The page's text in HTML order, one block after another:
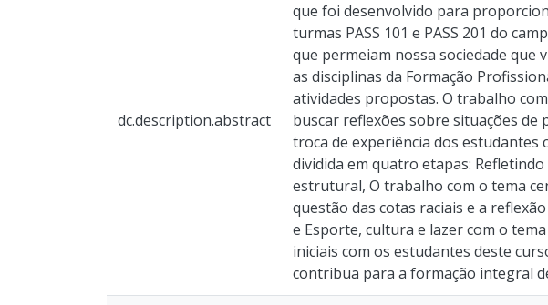
dc.description.abstract
que foi desenvolvido para
turmas PASS 101 e PASS 201 do
que permeiam nossa sociedade
as disciplinas da Formação
atividades propostas. O trabalho
buscar reflexões sobre situações de
troca de experiência dos estudantes
dividida em quatro etapas:
estrutural, O trabalho com o tema
questão das cotas raciais e a
e Esporte, cultura e lazer com o
iniciais com os estudantes deste
contribua para a formação integral